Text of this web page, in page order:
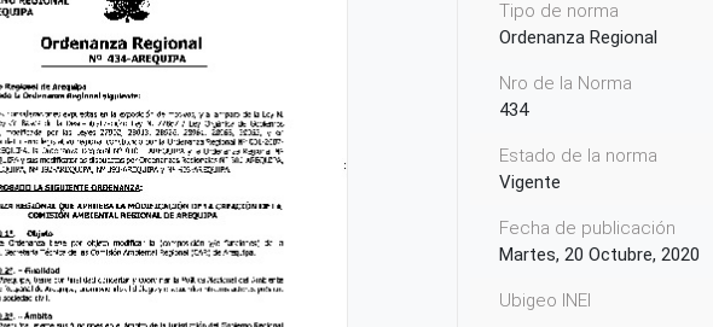
Tipo de norma
Ordenanza Regional
Nro de la Norma
434
Estado de la norma
Vigente
Fecha de publicación
Martes, 20 Octubre, 2020
Ubigeo INEI